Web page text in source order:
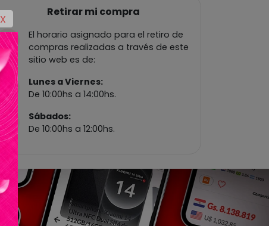
X
Retirar mi compra
El horario asignado para el retiro de
compras realizadas a través de este
sitio web es de:
Lunes a Viernes:
De 10:00hs a 14:00hs.
Sábados:
De 10:00hs a 12:00hs.